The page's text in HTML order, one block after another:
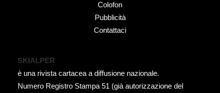
Colofon
Pubblicità
Contattaci
SKIALPER
è una rivista cartacea a diffusione nazionale.
Numero Registro Stampa 51 (già autorizzazione del